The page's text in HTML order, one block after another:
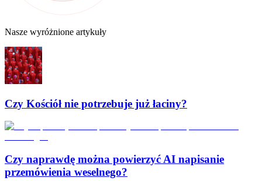
Nasze wyróżnione artykuły
Czy Kościół nie potrzebuje już łaciny?
Czy naprawdę można powierzyć AI napisanie
przemówienia weselnego?